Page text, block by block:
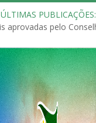
ÚLTIMAS PUBLICAÇÕES: